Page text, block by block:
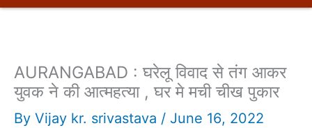
r
AURANGABAD : घरेलू विवाद से तंग आकर
युवक ने की आत्महत्या , घर मे मची चीख पुकार
By Vijay kr. srivastava / June 16, 2022